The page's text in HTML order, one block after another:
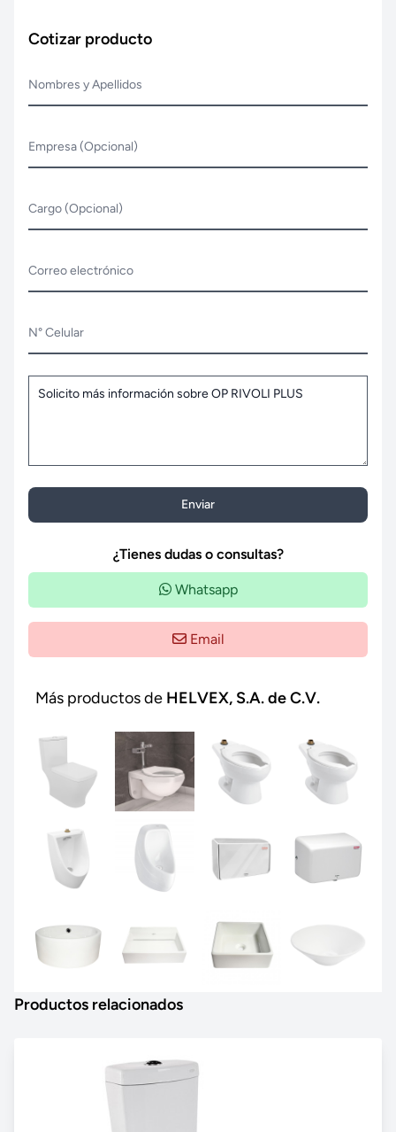
Cotizar producto
Nombres y Apellidos
Empresa (Opcional)
Cargo (Opcional)
Correo electrónico
N° Celular
Enviar
¿Tienes dudas o consultas?
Whatsapp
Email
Más productos de HELVEX, S.A. de C.V.
Productos relacionados